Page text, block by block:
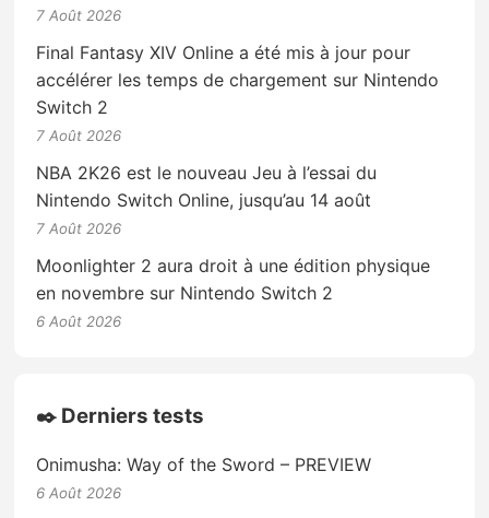
7 Août 2026
Final Fantasy XIV Online a été mis à jour pour
accélérer les temps de chargement sur Nintendo
Switch 2
7 Août 2026
NBA 2K26 est le nouveau Jeu à l’essai du
Nintendo Switch Online, jusqu’au 14 août
7 Août 2026
Moonlighter 2 aura droit à une édition physique
en novembre sur Nintendo Switch 2
6 Août 2026
✒️ Derniers tests
Onimusha: Way of the Sword – PREVIEW
6 Août 2026